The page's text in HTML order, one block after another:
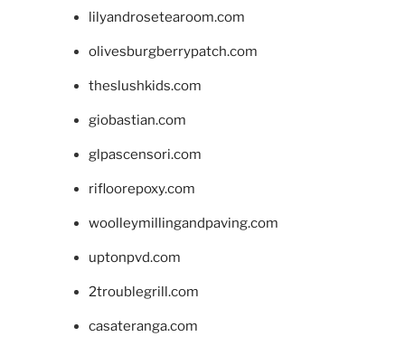
lilyandrosetearoom.com
olivesburgberrypatch.com
theslushkids.com
giobastian.com
glpascensori.com
rifloorepoxy.com
woolleymillingandpaving.com
uptonpvd.com
2troublegrill.com
casateranga.com